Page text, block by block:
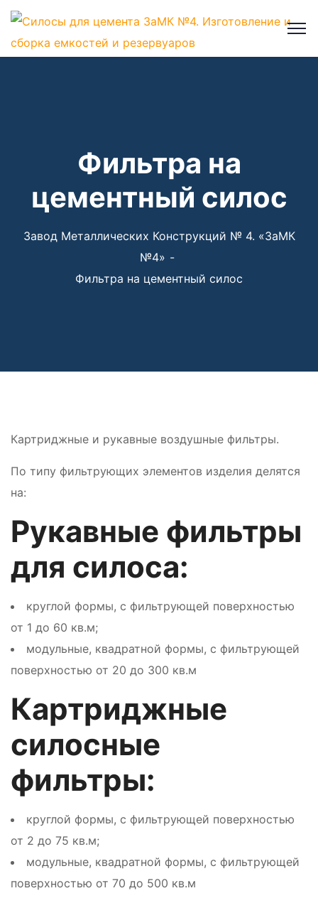
Фильтра на
цементный силос
Завод Металлических Конструкций № 4. «ЗаМК
№4»
Фильтра на цементный силос
Картриджные и рукавные воздушные фильтры.
По типу фильтрующих элементов изделия делятся
на:
Рукавные фильтры
для силоса:
круглой формы, с фильтрующей поверхностью
от 1 до 60 кв.м;
модульные, квадратной формы, с фильтрующей
поверхностью от 20 до 300 кв.м
Картриджные
силосные
фильтры:
круглой формы, с фильтрующей поверхностью
от 2 до 75 кв.м;
модульные, квадратной формы, с фильтрующей
поверхностью от 70 до 500 кв.м